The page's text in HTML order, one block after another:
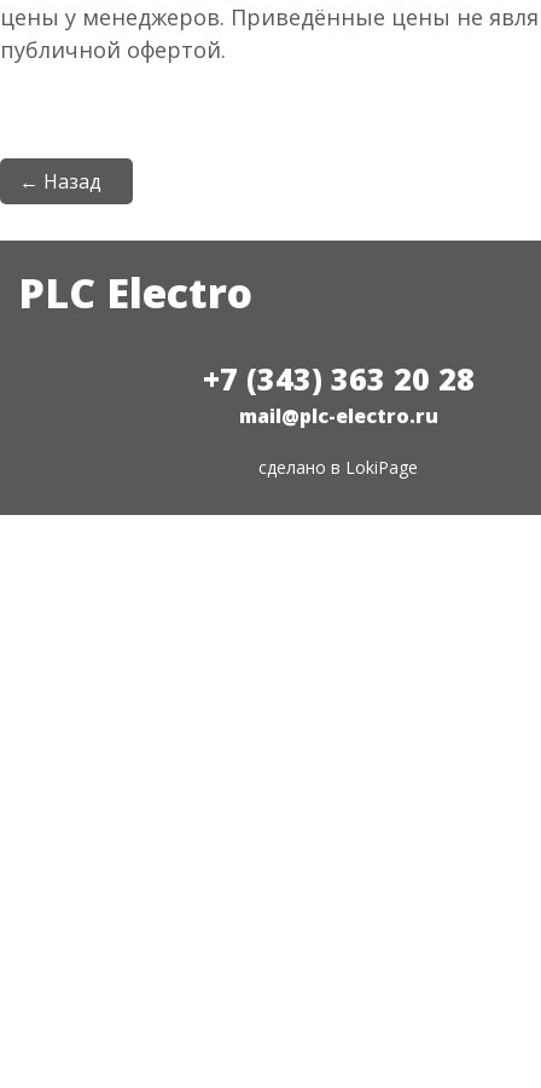
цены у менеджеров. Приведённые цены не
публичной офертой.
← Назад
PLC Electro
+7 (343) 363 20 28
mail@plc-electro.ru
сделано в LokiPage